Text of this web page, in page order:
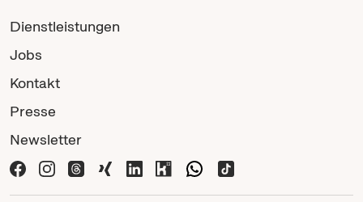
Dienstleistungen
Jobs
Kontakt
Presse
Newsletter